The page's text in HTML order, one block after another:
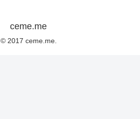
ceme.me
© 2017 ceme.me.